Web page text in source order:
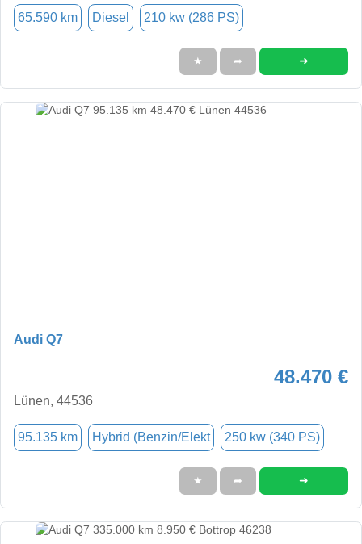
65.590 km Diesel 210 kw (286 PS)
★ ➦ ➜
Audi Q7
48.470 €
Lünen, 44536
95.135 km Hybrid (Benzin/Elekt 250 kw (340 PS)
★ ➦ ➜